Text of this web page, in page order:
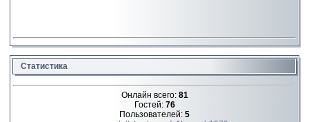
Статистика
Онлайн всего: 81
Гостей: 76
Пользователей: 5